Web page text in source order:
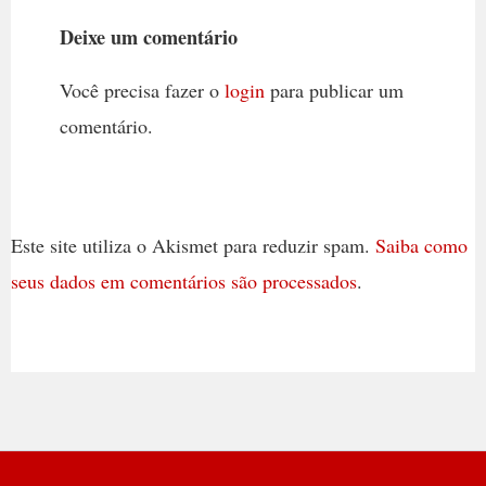
Deixe um comentário
Você precisa fazer o loginpara publicar um
comentário.
Este site utiliza o Akismet para reduzir spam. Saiba como
seus dados em comentários são processados.